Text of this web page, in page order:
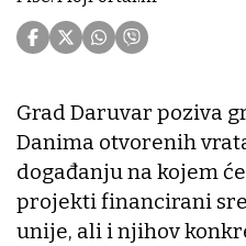
Grad Daruvar poziva
Danima otvorenih
događanju na kojem
projekti financirani
unije, ali i njihov